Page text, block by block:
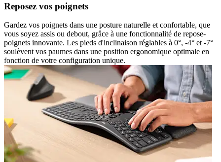
Reposez vos poignets
Gardez vos poignets dans une posture naturelle et confortable, que
vous soyez assis ou debout, grâce à une fonctionnalité de repose-
poignets innovante. Les pieds d'inclinaison réglables à 0°, -4° et -7°
soulèvent vos paumes dans une position ergonomique optimale en
fonction de votre configuration unique.